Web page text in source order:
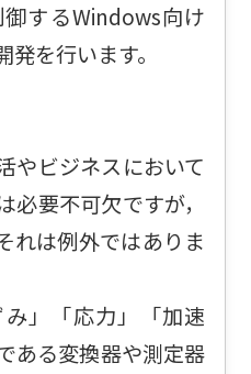
するWindows向け
を行います。
やビジネスにおいて
必要不可欠ですが，
れは例外ではありま
」「応力」「加速
ある変換器や測定器